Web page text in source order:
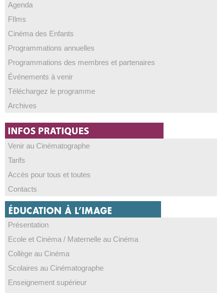
Agenda
FIlms
Cinéma des Enfants
Programmations annuelles
Programmations des membres et partenaires
Événements à venir
Téléchargez le programme
Archives
Venir au Cinématographe
Tarifs
Accès pour tous et toutes
Contacts
Présentation
Ecole et Cinéma / Maternelle au Cinéma
Collège au Cinéma
Scolaires au Cinématographe
Enseignement supérieur